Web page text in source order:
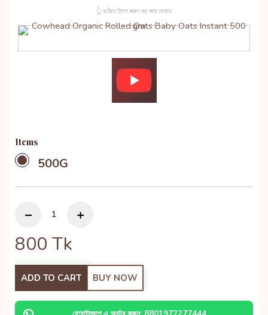
👆 ছবিতে ট্যাপ করুন বড় করে দেখতে
Items
500G
800 Tk
ADD TO CART BUY NOW